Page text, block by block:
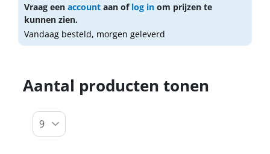
Vraag een account aan of log in om prijzen te
kunnen zien.
Vandaag besteld, morgen geleverd
Aantal producten tonen